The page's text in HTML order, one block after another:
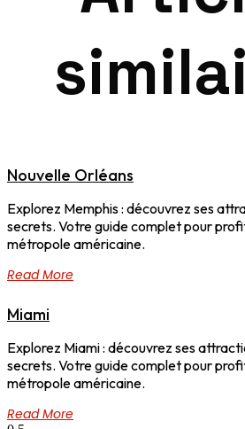
Nouvelle Orléans
Explorez Memphis : découvrez ses
secrets. Votre guide complet pour
métropole américaine.
Read More
Miami
Explorez Miami : découvrez ses
secrets. Votre guide complet pour
métropole américaine.
Read More